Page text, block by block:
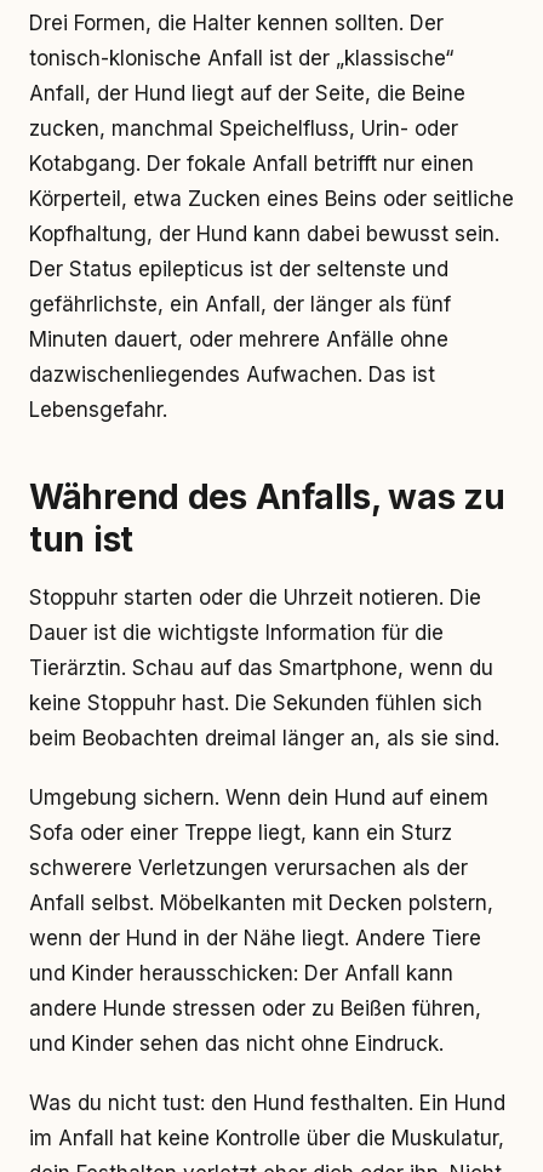
Drei Formen, die Halter kennen sollten. Der
tonisch-klonische Anfall ist der „klassische“
Anfall, der Hund liegt auf der Seite, die Beine
zucken, manchmal Speichelfluss, Urin- oder
Kotabgang. Der fokale Anfall betrifft nur einen
Körperteil, etwa Zucken eines Beins oder seitliche
Kopfhaltung, der Hund kann dabei bewusst sein.
Der Status epilepticus ist der seltenste und
gefährlichste, ein Anfall, der länger als fünf
Minuten dauert, oder mehrere Anfälle ohne
dazwischenliegendes Aufwachen. Das ist
Lebensgefahr.
Während des Anfalls, was zu
tun ist
Stoppuhr starten oder die Uhrzeit notieren. Die
Dauer ist die wichtigste Information für die
Tierärztin. Schau auf das Smartphone, wenn du
keine Stoppuhr hast. Die Sekunden fühlen sich
beim Beobachten dreimal länger an, als sie sind.
Umgebung sichern. Wenn dein Hund auf einem
Sofa oder einer Treppe liegt, kann ein Sturz
schwerere Verletzungen verursachen als der
Anfall selbst. Möbelkanten mit Decken polstern,
wenn der Hund in der Nähe liegt. Andere Tiere
und Kinder herausschicken: Der Anfall kann
andere Hunde stressen oder zu Beißen führen,
und Kinder sehen das nicht ohne Eindruck.
Was du nicht tust: den Hund festhalten. Ein Hund
im Anfall hat keine Kontrolle über die Muskulatur,